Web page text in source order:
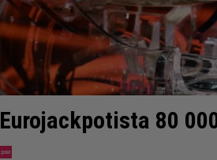
Eurojackpotista 80